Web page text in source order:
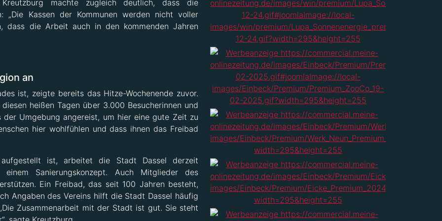
machte zugleich deutlich, dass die
„Die Kassen der Kommunen werden nicht voller
dass die Arbeit auch in den kommenden Jahren
an
ist, zeigte bereits das Hitze-Wochenende zuvor.
heißen Tagen über 3.000 Besucherinnen und
der Umgebung angereist, um hier eine gute Zeit zu
hier wohlfühlen und dass ihnen das Freibad
ist, arbeitet die Stadt Dassel derzeit
Sanierungskonzept. Auch Mitglieder des
Ein Freibad, das seit 100 Jahren besteht,
Angaben des Vereins hilft die Stadt Dassel häufig
Zusammenarbeit mit der Stadt ist gut. Sie steht